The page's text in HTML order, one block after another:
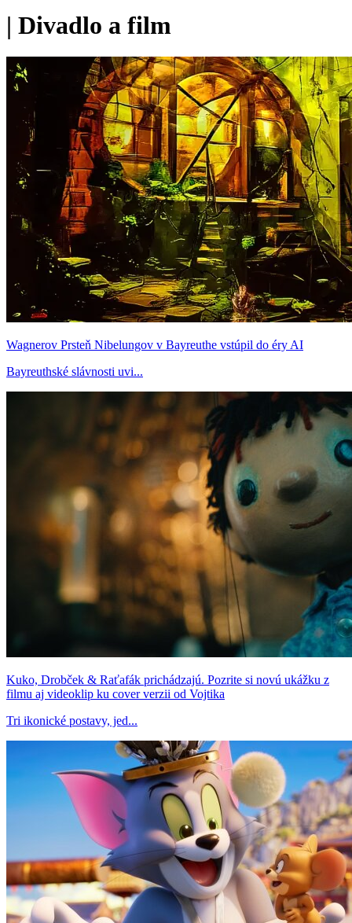
| Divadlo a film
Wagnerov Prsteň Nibelungov v Bayreuthe vstúpil do éry AI
Bayreuthské slávnosti uvi...
Kuko, Drobček & Raťafák prichádzajú. Pozrite si novú ukážku z
filmu aj videoklip ku cover verzii od Vojtika
Tri ikonické postavy, jed...